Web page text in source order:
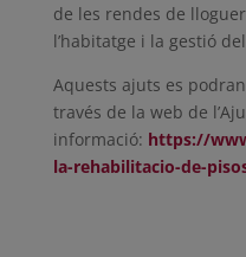
de les rendes de
l’habitatge i la gestió
Aquests ajuts es
través de la web de
informació: https://
la-rehabilitacio-de-